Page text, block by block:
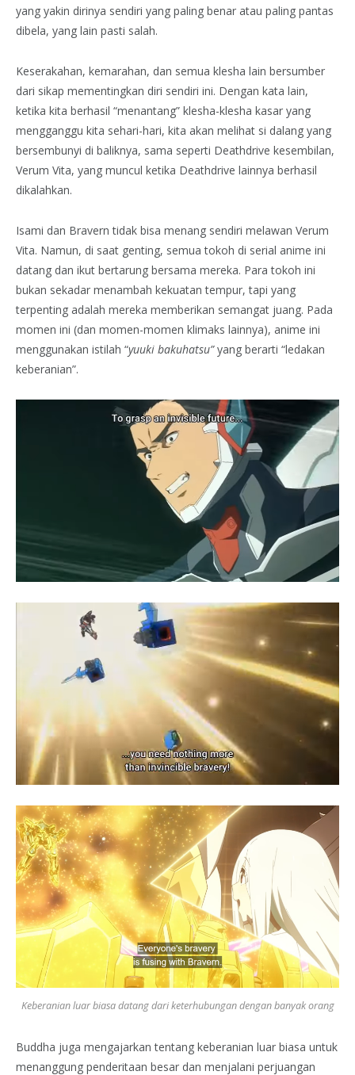
yang yakin dirinya sendiri yang paling benar atau paling pantas
dibela, yang lain pasti salah.
Keserakahan, kemarahan, dan semua klesha lain bersumber
dari sikap mementingkan diri sendiri ini. Dengan kata lain,
ketika kita berhasil “menantang” klesha-klesha kasar yang
mengganggu kita sehari-hari, kita akan melihat si dalang yang
bersembunyi di baliknya, sama seperti Deathdrive kesembilan,
Verum Vita, yang muncul ketika Deathdrive lainnya berhasil
dikalahkan.
Isami dan Bravern tidak bisa menang sendiri melawan Verum
Vita. Namun, di saat genting, semua tokoh di serial anime ini
datang dan ikut bertarung bersama mereka. Para tokoh ini
bukan sekadar menambah kekuatan tempur, tapi yang
terpenting adalah mereka memberikan semangat juang. Pada
momen ini (dan momen-momen klimaks lainnya), anime ini
menggunakan istilah “yuuki bakuhatsu”yang berarti “ledakan
keberanian”.
Keberanian luar biasa datang dari keterhubungan dengan banyak orang
Buddha juga mengajarkan tentang keberanian luar biasa untuk
menanggung penderitaan besar dan menjalani perjuangan